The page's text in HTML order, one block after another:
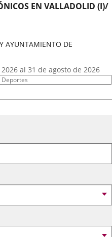
externa.externa.
EN VALLADOLID (I)/
AYUNTAMIENTO DE
al 31 de agosto de 2026
Deportes
Deportes
y Actividades Culturales y de
Folklorico BFB)